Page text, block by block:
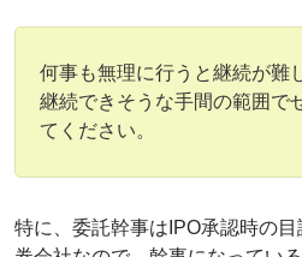
何事も無理に行うと継続が難
継続できそうな手間の範囲で
てください。
特に、委託幹事はIPO承認時の